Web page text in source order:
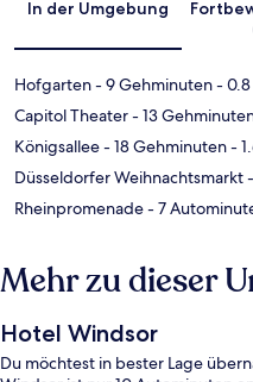
In der Umgebung
Hofgarten- 9 Gehminuten-
Capitol Theater- 13
Königsallee- 18 Gehminuten-
Düsseldorfer Weihnachtsmarkt
Rheinpromenade- 7
Mehr zu dieser
Hotel Windsor
Du möchtest in bester Lage